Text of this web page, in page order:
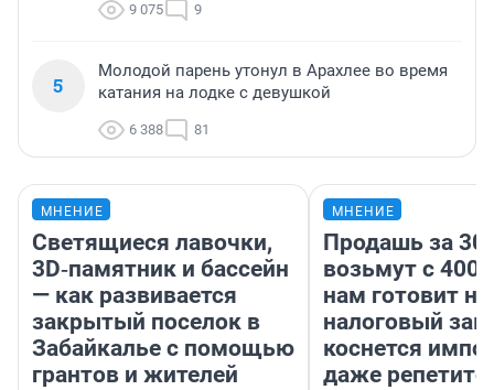
9 075 9
5
Молодой парень утонул в Арахлее во время
катания на лодке с девушкой
6 388 81
МНЕНИЕ
Светящиеся лавочки,
3D‑памятник и бассейн
— как развивается
закрытый поселок в
Забайкалье с помощью
грантов и жителей
МНЕНИЕ
Продашь за
возьмут с
нам готовит
налоговый
коснется
даже